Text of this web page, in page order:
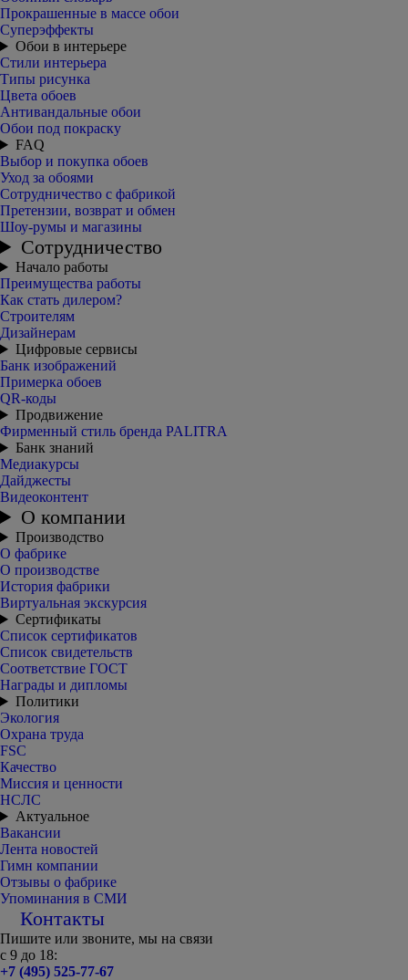
Прокрашенные в массе обои
Суперэффекты
Обои в интерьере
Стили интерьера
Типы рисунка
Цвета обоев
Антивандальные обои
Обои под покраску
FAQ
Выбор и покупка обоев
Уход за обоями
Сотрудничество с фабрикой
Претензии, возврат и обмен
Шоу-румы и магазины
Сотрудничество
Начало работы
Преимущества работы
Как стать дилером?
Строителям
Дизайнерам
Цифровые сервисы
Банк изображений
Примерка обоев
QR-коды
Продвижение
Фирменный стиль бренда PALITRA
Банк знаний
Медиакурсы
Дайджесты
Видеоконтент
О компании
Производство
О фабрике
О производстве
История фабрики
Виртуальная экскурсия
Сертификаты
Список сертификатов
Список свидетельств
Соответствие ГОСТ
Награды и дипломы
Политики
Экология
Охрана труда
FSC
Качество
Миссия и ценности
НСЛС
Актуальное
Вакансии
Лента новостей
Гимн компании
Отзывы о фабрике
Упоминания в СМИ
Контакты
Пишите или звоните, мы на связи
с 9 до 18:
+7 (495) 525-77-67